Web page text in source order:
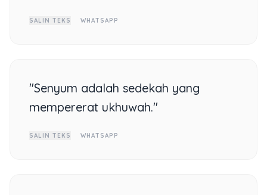
SALIN TEKS WHATSAPP
"Senyum adalah sedekah yang
mempererat ukhuwah."
SALIN TEKS WHATSAPP